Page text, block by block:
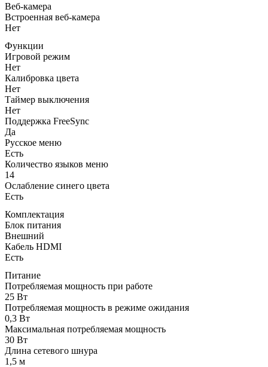
Веб-камера
Встроенная веб-камера
Нет
Функции
Игровой режим
Нет
Калибровка цвета
Нет
Таймер выключения
Нет
Поддержка FreeSync
Да
Русское меню
Есть
Количество языков меню
14
Ослабление синего цвета
Есть
Комплектация
Блок питания
Внешний
Кабель HDMI
Есть
Питание
Потребляемая мощность при работе
25 Вт
Потребляемая мощность в режиме ожидания
0,3 Вт
Максимальная потребляемая мощность
30 Вт
Длина сетевого шнура
1,5 м